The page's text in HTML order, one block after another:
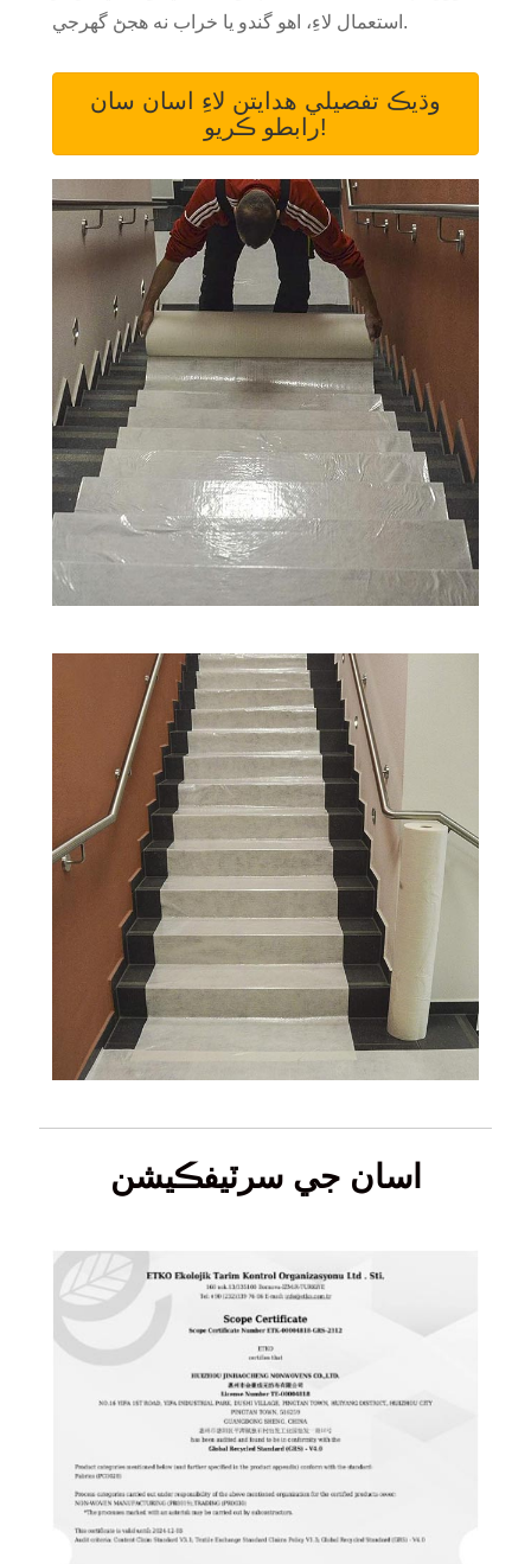
استعمال لاءِ، اهو گندو يا خراب نه هجڻ گهرجي.
وڌيڪ تفصيلي هدايتن لاءِ اسان سان
رابطو ڪريو!
اسان جي سرٽيفڪيشن